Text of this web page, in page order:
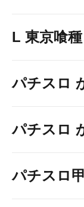
L 東京喰種
パチスロ
パチスロ
パチスロ